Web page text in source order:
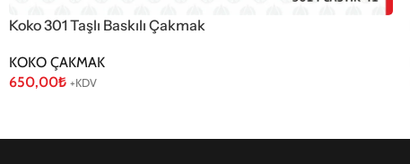
Koko 301 Taşlı Baskılı Çakmak
KOKO ÇAKMAK
650,00₺ +KDV